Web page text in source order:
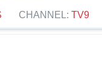
CHANNEL: TV9